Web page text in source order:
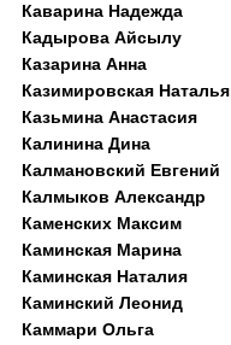
Каварина Надежда
Кадырова Айсылу
Казарина Анна
Казимировская Наталья
Казьмина Анастасия
Калинина Дина
Калмановский Евгений
Калмыков Александр
Каменских Максим
Каминская Марина
Каминская Наталия
Каминский Леонид
Каммари Ольга